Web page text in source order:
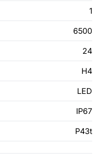
1
6500
24
H4
LED
IP67
P43t